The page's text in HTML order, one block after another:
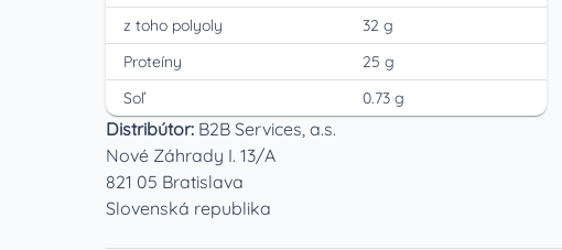
z toho polyoly
32 g
Proteíny
25 g
Soľ
0.73 g
Distribútor: B2B Services, a.s.
Nové Záhrady I. 13/A
821 05 Bratislava
Slovenská republika